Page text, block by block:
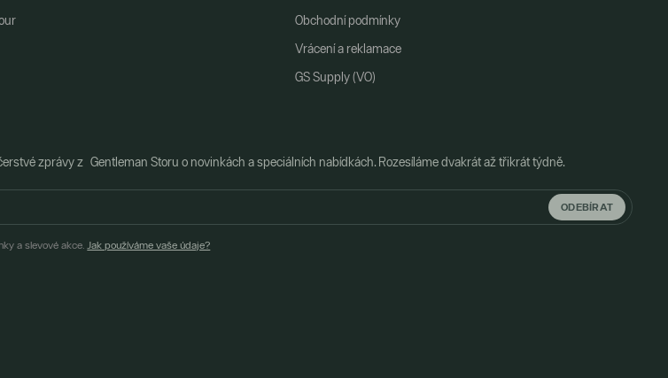
Obchodní podmínky
Vrácení a reklamace
GS Supply (VO)
zprávy z Gentleman Storu o novinkách a speciálních nabídkách. Rozesíláme dvakrát až třikrát týdně.
ODEBÍRAT
a slevové akce. Jak používáme vaše údaje?